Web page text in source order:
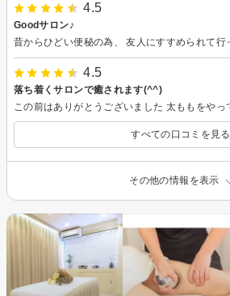
4.5
Goodサロン♪
4.5
落ち着くサロンで癒されます(^^)
すべての口コミを見る
その他の情報を表示